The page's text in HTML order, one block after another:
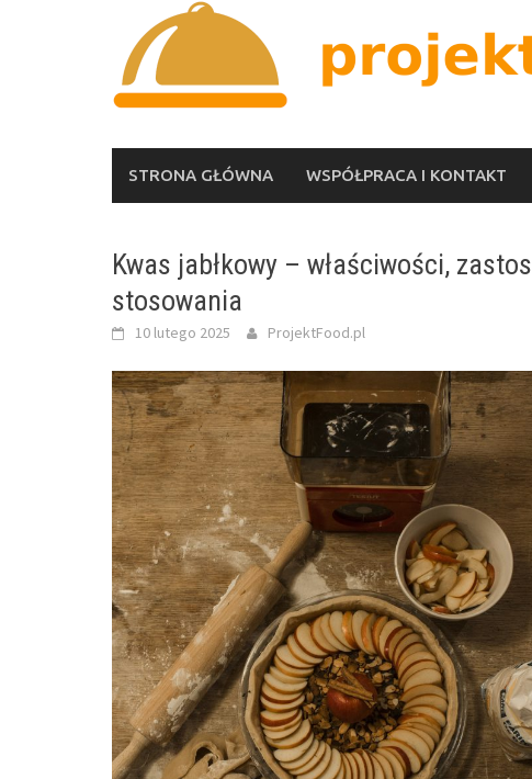
STRONA GŁÓWNA WSPÓŁPRACA I KONTAKT
Kwas jabłkowy – właściwości,
stosowania
10 lutego 2025 ProjektFood.pl